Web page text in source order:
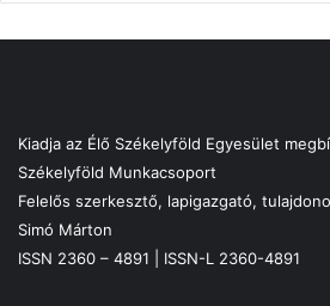
Kiadja az Élő Székelyföld Egyesület
Székelyföld Munkacsoport
Felelős szerkesztő, lapigazgató,
Simó Márton
ISSN 2360 – 4891 | ISSN-L 2360-4891